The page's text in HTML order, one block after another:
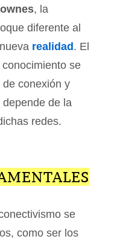
, la
diferente al
realidad . El
se
conexión y
de la
redes.
se
como ser los